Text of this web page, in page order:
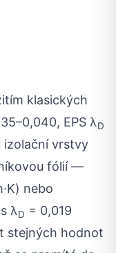
klasických
EPS λD
izolační vrstvy
fólií —
nebo
s λD = 0,019
stejných hodnot